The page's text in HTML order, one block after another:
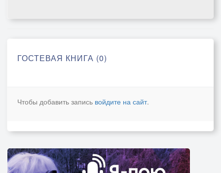
ГОСТЕВАЯ КНИГА (0)
Чтобы добавить запись войдите на сайт.